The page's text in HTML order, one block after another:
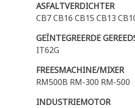
ASFALTVERDICHTER
CB7 CB16 CB15 CB13
GEÏNTEGREERDE
IT62G
FREESMACHINE/MIXER
RM500B RM-300 RM-500
INDUSTRIEMOTOR